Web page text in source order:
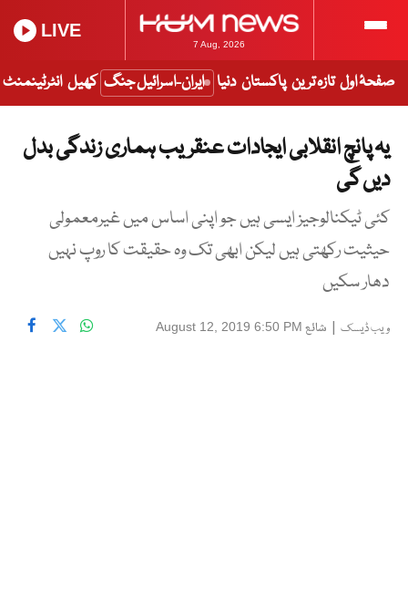
7 Aug, 2026
LIVE
صفحۂ اول تازہ ترین پاکستان دنیا ایران-اسرائیل جنگ کھیل انٹرٹینمنٹ
یہ پانچ انقلابی ایجادات عنقریب ہماری زندگی بدل
دیں گی
کئی ٹیکنالوجیز ایسی ہیں جو اپنی اساس میں غیرمعمولی
حیثیت رکھتی ہیں لیکن ابھی تک وہ حقیقت کا روپ نہیں
دھار سکیں
ویب ڈیسک | شائع August 12, 2019 6:50 PM